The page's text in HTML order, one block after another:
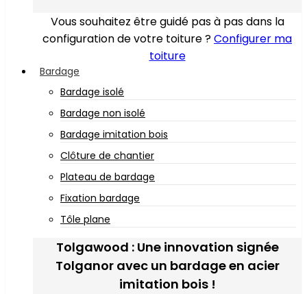
Vous souhaitez être guidé pas à pas dans la
configuration de votre toiture ?Configurer ma
toiture
Bardage
Bardage isolé
Bardage non isolé
Bardage imitation bois
Clôture de chantier
Plateau de bardage
Fixation bardage
Tôle plane
Tolgawood : Une innovation signée
Tolganor avec un bardage en acier
imitation bois !